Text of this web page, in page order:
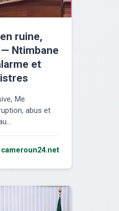
ruine,
Ntimbane
et
Me
abus et
cameroun24.net